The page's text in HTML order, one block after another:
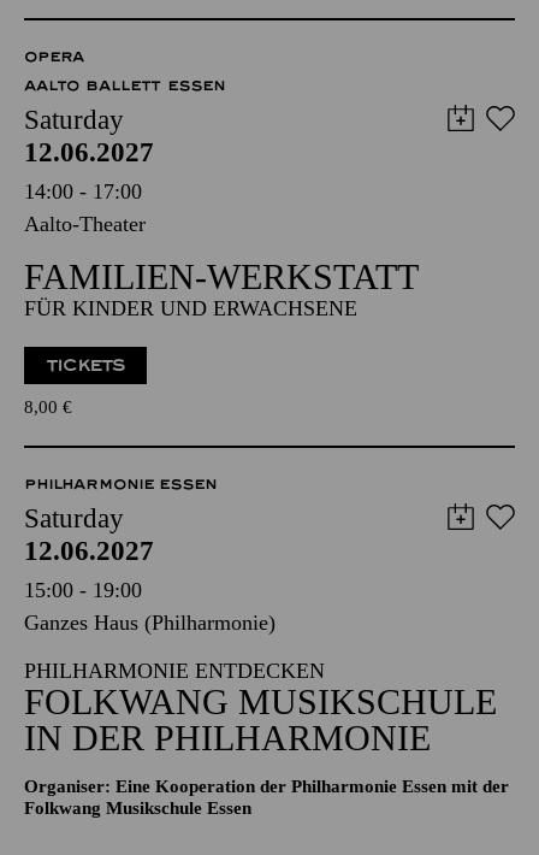
OPERA
AALTO BALLETT ESSEN
Saturday
12.06.2027
14:00 - 17:00
Aalto-Theater
FAMILIEN-WERKSTATT
FÜR KINDER UND ERWACHSENE
TICKETS
8,00 €
PHILHARMONIE ESSEN
Saturday
12.06.2027
15:00 - 19:00
Ganzes Haus (Philharmonie)
PHILHARMONIE ENTDECKEN
FOLKWANG MUSIKSCHULE
IN DER PHILHARMONIE
Organiser: Eine Kooperation der Philharmonie Essen mit der
Folkwang Musikschule Essen